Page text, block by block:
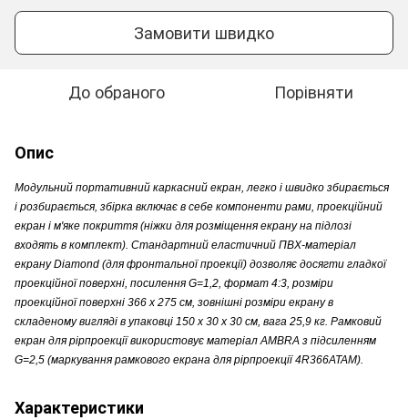
Замовити швидко
До обраного Порівняти
Опис
Модульний портативний каркасний екран, легко і швидко збирається
і розбирається, збірка включає в себе компоненти рами, проекційний
екран і м'яке покриття (ніжки для розміщення екрану на підлозі
входять в комплект). Стандартний еластичний ПВХ-матеріал
екрану Diamond (для фронтальної проекції) дозволяє досягти гладкої
проекційної поверхні, посилення G=1,2, формат 4:3, розміри
проекційної поверхні 366 х 275 см, зовнішні розміри екрану в
складеному вигляді в упаковці 150 х 30 х 30 см, вага 25,9 кг. Рамковий
екран для рірпроекції використовує матеріал AMBRA з підсиленням
G=2,5 (маркування рамкового екрана для рірпроекції 4R366ATAM).
Характеристики